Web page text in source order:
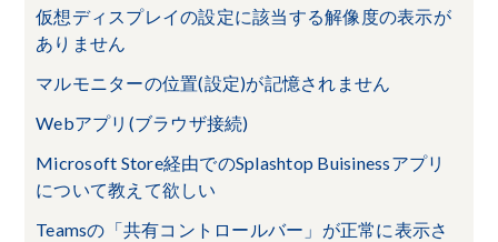
仮想ディスプレイの設定に該当する解像度の表示が
ありません
マルモニターの位置(設定)が記憶されません
Webアプリ(ブラウザ接続)
Microsoft Store経由でのSplashtop Buisinessアプリ
について教えて欲しい
Teamsの「共有コントロールバー」が正常に表示さ